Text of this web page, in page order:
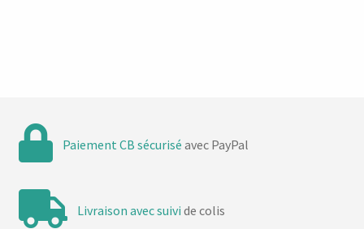
Paiement CB sécurisé avec PayPal
Livraison avec suivi de colis